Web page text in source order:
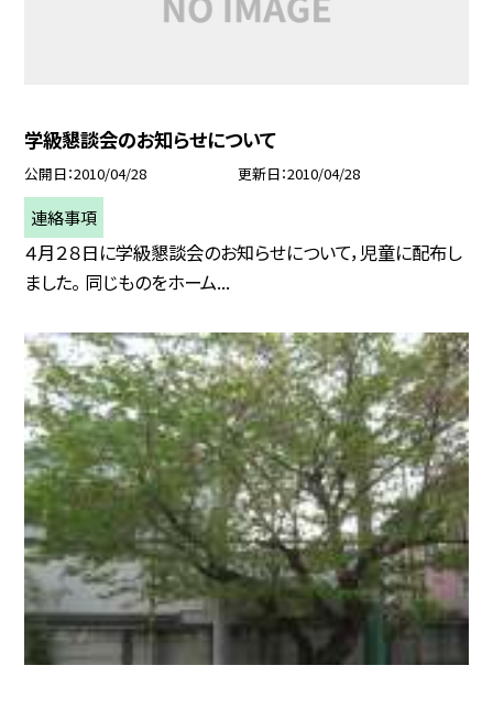
学級懇談会のお知らせについて
公開日 2010/04/28 更新日 2010/04/28
連絡事項
４月２８日に学級懇談会のお知らせについて，児童に配布し
ました。 同じものをホーム...